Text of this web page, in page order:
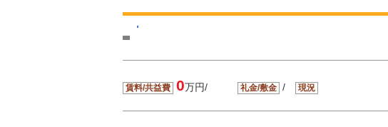
賃料/共益費 0万円/ 礼金/敷金 / 現況